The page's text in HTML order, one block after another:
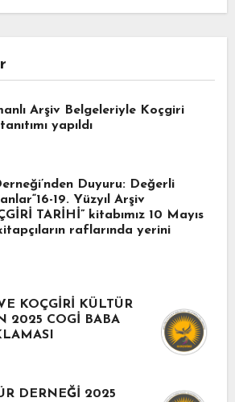
Arşiv Belgeleriyle Koçgiri
yapıldı
Duyuru: Değerli
19. Yüzyıl Arşiv
TARİHİ” kitabımız 10 Mayıs
raflarında yerini
KOÇGİRİ KÜLTÜR
2025 COGİ BABA
DERNEĞİ 2025